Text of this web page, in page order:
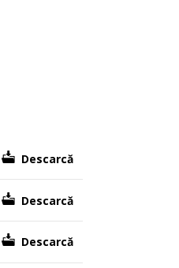
Descarcă
Descarcă
Descarcă